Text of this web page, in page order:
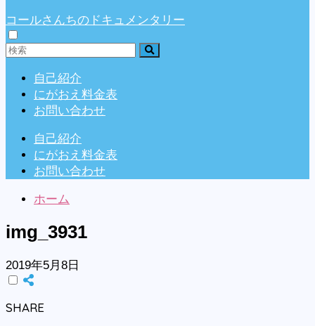
コールさんちのドキュメンタリー
自己紹介
にがおえ料金表
お問い合わせ
自己紹介
にがおえ料金表
お問い合わせ
ホーム
img_3931
2019年5月8日
SHARE